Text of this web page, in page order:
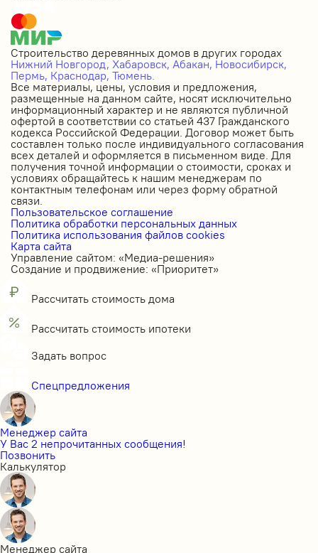
Строительство деревянных домов в других городах
Нижний Новгород, Хабаровск, Абакан, Новосибирск,
Пермь, Краснодар, Тюмень.
Все материалы, цены, условия и предложения,
размещенные на данном сайте, носят исключительно
информационный характер и не являются публичной
офертой в соответствии со статьей 437 Гражданского
кодекса Российской Федерации. Договор может быть
составлен только после индивидуального согласования
всех деталей и оформляется в письменном виде. Для
получения точной информации о стоимости, сроках и
условиях обращайтесь к нашим менеджерам по
контактным телефонам или через форму обратной
связи.
Пользовательское соглашение
Политика обработки персональных данных
Политика использования файлов cookies
Карта сайта
Управление сайтом: «Медиа-решения»
Создание и продвижение: «Приоритет»
Рассчитать стоимость дома
Рассчитать стоимость ипотеки
Задать вопрос
Спецпредложения
Менеджер сайта
У Вас 2 непрочитанных сообщения!
Позвонить
Калькулятор
Менеджер сайта